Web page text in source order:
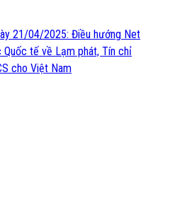
21/04/2025: Điều hướng Net
Quốc tế về Lạm phát, Tín chỉ
cho Việt Nam